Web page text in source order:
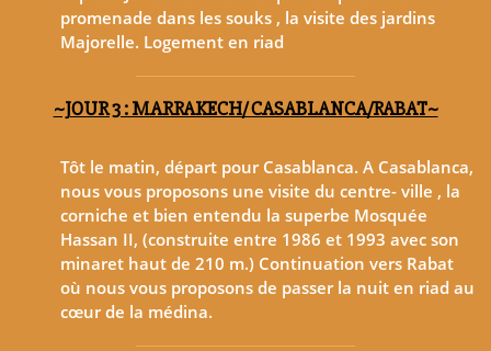
promenade dans les souks , la visite des jardins
Majorelle. Logement en riad
~JOUR 3 : MARRAKECH/ CASABLANCA/RABAT~
Tôt le matin, départ pour Casablanca. A Casablanca,
nous vous proposons une visite du centre- ville , la
corniche et bien entendu la superbe Mosquée
Hassan II, (construite entre 1986 et 1993 avec son
minaret haut de 210 m.) Continuation vers Rabat
où nous vous proposons de passer la nuit en riad au
cœur de la médina.